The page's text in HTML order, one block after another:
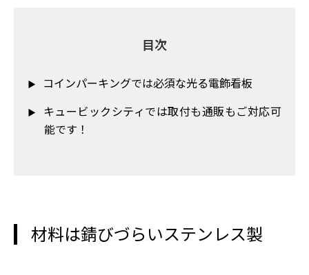
目次
コインパーキングでは必須な光る電飾看板
キュービックシティでは取付も通販もご対応可
能です！
材料は錆びづらいステンレス製